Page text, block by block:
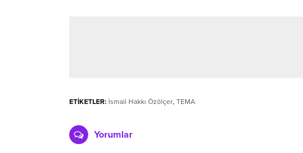
ETİKETLER: İsmail Hakkı Özölçer, TEMA
Yorumlar